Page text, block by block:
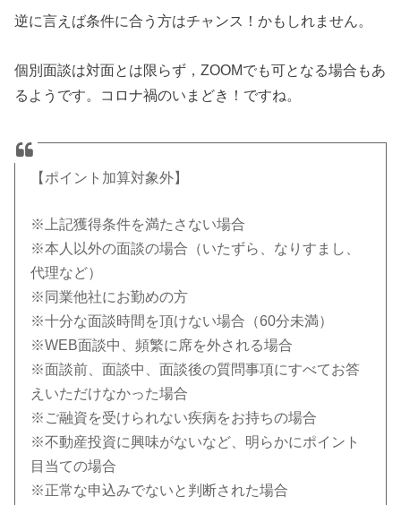
逆に言えば条件に合う方はチャンス！かもしれません。
個別面談は対面とは限らず，ZOOMでも可となる場合もあ
るようです。コロナ禍のいまどき！ですね。
【ポイント加算対象外】
※上記獲得条件を満たさない場合
※本人以外の面談の場合（いたずら、なりすまし、
代理など）
※同業他社にお勤めの方
※十分な面談時間を頂けない場合（60分未満）
※WEB面談中、頻繁に席を外される場合
※面談前、面談中、面談後の質問事項にすべてお答
えいただけなかった場合
※ご融資を受けられない疾病をお持ちの場合
※不動産投資に興味がないなど、明らかにポイント
目当ての場合
※正常な申込みでないと判断された場合